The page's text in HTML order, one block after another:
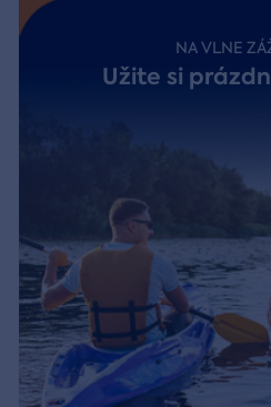
NA VLNE
Užite si